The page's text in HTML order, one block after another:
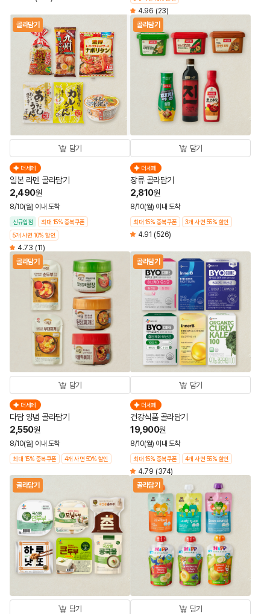
4.96 (23)
골라담기
담기
더세페
일본 라멘 골라담기
2,490원
8/10(월) 이내 도착
신규입점
최대 15% 중복쿠폰
5개 사면 10% 할인
4.73 (11)
골라담기
담기
더세페
장류 골라담기
2,810원
8/10(월) 이내 도착
최대 15% 중복쿠폰 3개 사면 55% 할인
4.91 (526)
골라담기
담기
더세페
다담 양념 골라담기
2,550원
8/10(월) 이내 도착
최대 15% 중복쿠폰 4개 사면 50% 할인
골라담기
담기
더세페
건강식품 골라담기
19,900원
8/10(월) 이내 도착
최대 15% 중복쿠폰 4개 사면 55% 할인
4.79 (374)
골라담기
담기
골라담기
담기